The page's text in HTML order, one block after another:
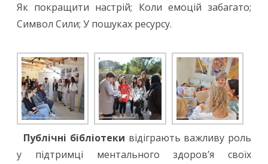
Як покращити настрій; Коли емоцій забагато;
Символ Сили; У пошуках ресурсу.
Публічні бібліотеки відіграють важливу роль
у підтримці ментального здоров’я своїх